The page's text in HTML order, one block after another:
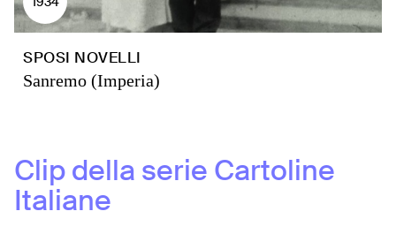
SPOSI NOVELLI
Sanremo (Imperia)
Clip della serie Cartoline
Italiane